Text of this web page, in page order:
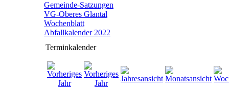
Gemeinde-Satzungen
VG-Oberes Glantal
Wochenblatt
Abfallkalender 2022
Terminkalender